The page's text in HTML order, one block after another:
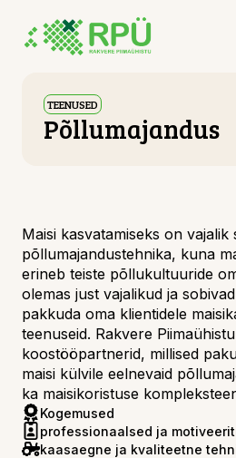
TEENUSED
Põllumajandus
Maisi kasvatamiseks on vajalik
põllumajandustehnika, kuna
erineb teiste põllukultuuride
olemas just vajalikud ja
pakkuda oma klientidele
teenuseid. Rakvere
koostööpartnerid, millised
maisi külvile eelnevaid
ka maisikoristuse
Kogemused
professionaalsed ja
kaasaegne ja kvaliteetne